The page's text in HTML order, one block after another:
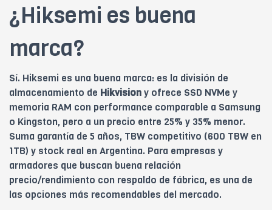
¿Hiksemi es buena
marca?
Sí. Hiksemi es una buena marca: es la división de
almacenamiento de Hikvisiony ofrece SSD NVMe y
memoria RAM con performance comparable a Samsung
o Kingston, pero a un precio entre 25% y 35% menor.
Suma garantía de 5 años, TBW competitivo (600 TBW en
1TB) y stock real en Argentina. Para empresas y
armadores que buscan buena relación
precio/rendimiento con respaldo de fábrica, es una de
las opciones más recomendables del mercado.